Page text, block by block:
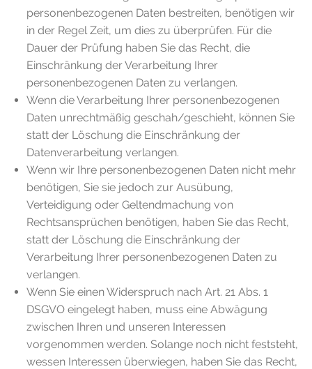
personenbezogenen Daten bestreiten, benötigen wir
in der Regel Zeit, um dies zu überprüfen. Für die
Dauer der Prüfung haben Sie das Recht, die
Einschränkung der Verarbeitung Ihrer
personenbezogenen Daten zu verlangen.
Wenn die Verarbeitung Ihrer personenbezogenen
Daten unrechtmäßig geschah/geschieht, können Sie
statt der Löschung die Einschränkung der
Datenverarbeitung verlangen.
Wenn wir Ihre personenbezogenen Daten nicht mehr
benötigen, Sie sie jedoch zur Ausübung,
Verteidigung oder Geltendmachung von
Rechtsansprüchen benötigen, haben Sie das Recht,
statt der Löschung die Einschränkung der
Verarbeitung Ihrer personenbezogenen Daten zu
verlangen.
Wenn Sie einen Widerspruch nach Art. 21 Abs. 1
DSGVO eingelegt haben, muss eine Abwägung
zwischen Ihren und unseren Interessen
vorgenommen werden. Solange noch nicht feststeht,
wessen Interessen überwiegen, haben Sie das Recht,